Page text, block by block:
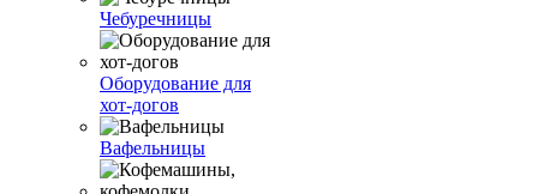
Чебуречницы
Оборудование для
хот-догов
Вафельницы